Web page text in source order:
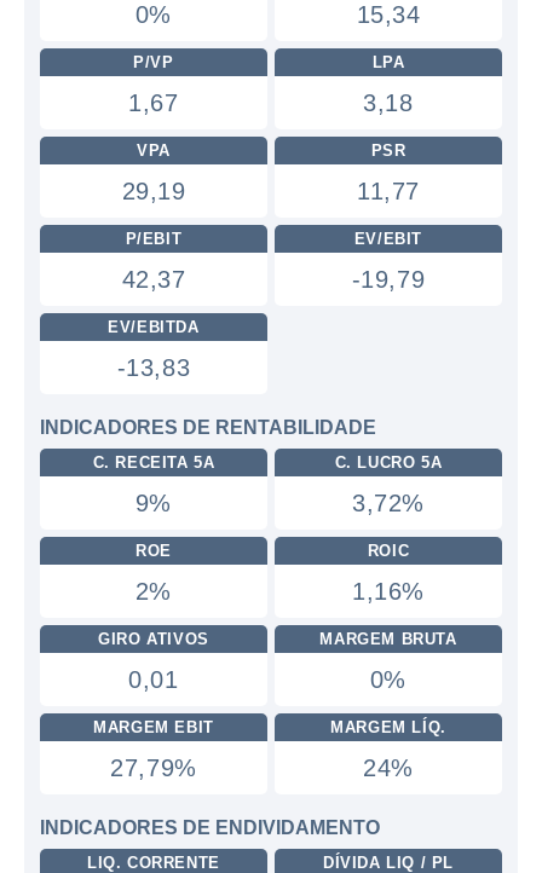
0% 15,34
P/VP
1,67
LPA
3,18
VPA
29,19
PSR
11,77
P/EBIT
42,37
EV/EBIT
-19,79
EV/EBITDA
-13,83
INDICADORES DE RENTABILIDADE
C. RECEITA 5A
9%
C. LUCRO 5A
3,72%
ROE
2%
ROIC
1,16%
GIRO ATIVOS
0,01
MARGEM BRUTA
0%
MARGEM EBIT
27,79%
MARGEM LÍQ.
24%
INDICADORES DE ENDIVIDAMENTO
LIQ. CORRENTE DÍVIDA LIQ / PL